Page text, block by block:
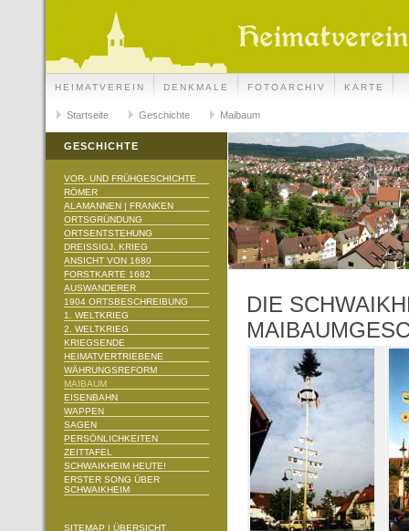
HEIMATVEREIN DENKMALE FOTOARCHIV KARTE
Startseite Geschichte Maibaum
GESCHICHTE
VOR- UND FRÜHGESCHICHTE
RÖMER
ALAMANNEN | FRANKEN
ORTSGRÜNDUNG
ORTSENTSTEHUNG
DREISSIGJ. KRIEG
ANSICHT VON 1680
FORSTKARTE 1682
AUSWANDERER
1904 ORTSBESCHREIBUNG
1. WELTKRIEG
2. WELTKRIEG
KRIEGSENDE
HEIMATVERTRIEBENE
WÄHRUNGSREFORM
MAIBAUM
EISENBAHN
WAPPEN
SAGEN
PERSÖNLICHKEITEN
ZEITTAFEL
SCHWAIKHEIM HEUTE!
ERSTER SONG ÜBER
SCHWAIKHEIM
SITEMAP | ÜBERSICHT
DIE